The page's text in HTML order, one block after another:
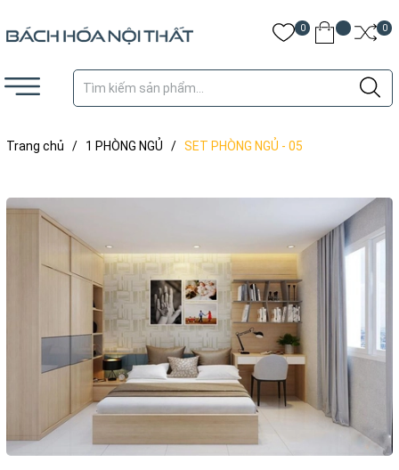
0 0
Trang chủ / 1 PHÒNG NGỦ / SET PHÒNG NGỦ - 05